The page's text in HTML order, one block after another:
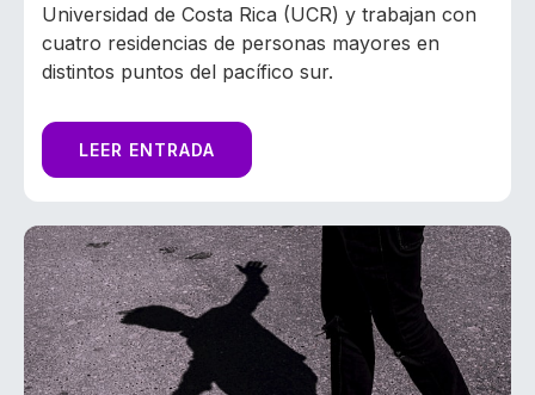
Universidad de Costa Rica (UCR) y trabajan con
cuatro residencias de personas mayores en
distintos puntos del pacífico sur.
LEER ENTRADA